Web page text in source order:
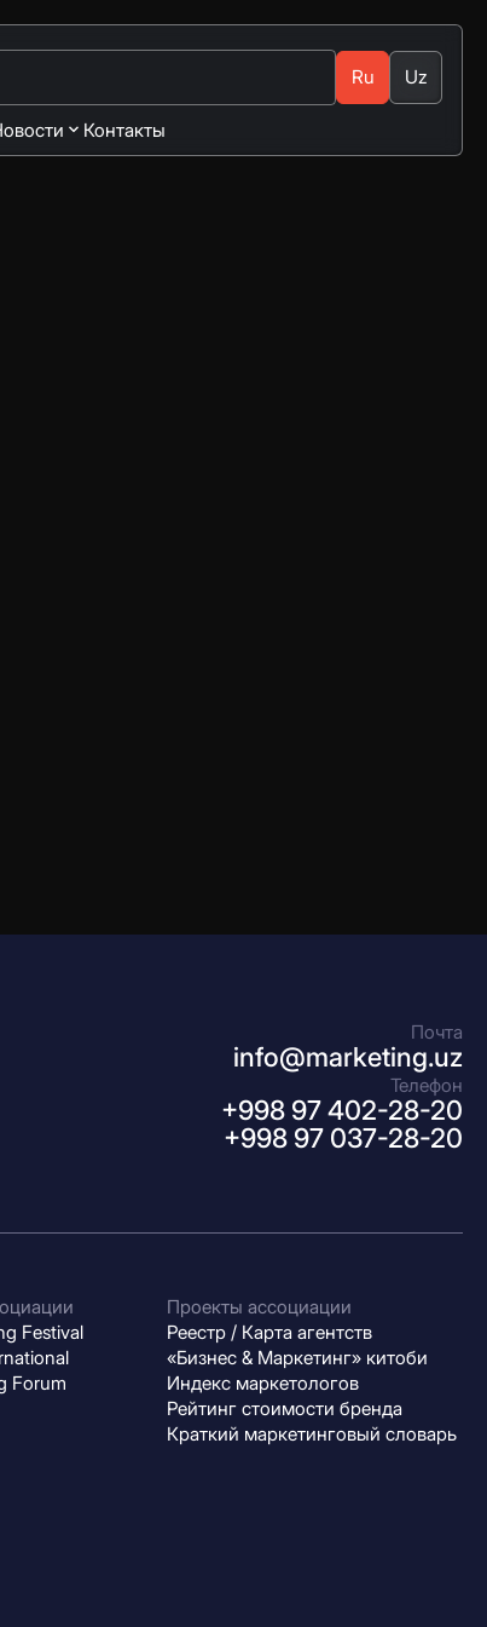
Ru Uz
Контакты
Почта
info@marketing.uz
Телефон
+998 97 402-28-20
+998 97 037-28-20
Festival
Forum
Проекты ассоциации
Реестр / Карта агентств
«Бизнес & Маркетинг» китоби
Индекс маркетологов
Рейтинг стоимости бренда
Краткий маркетинговый словарь